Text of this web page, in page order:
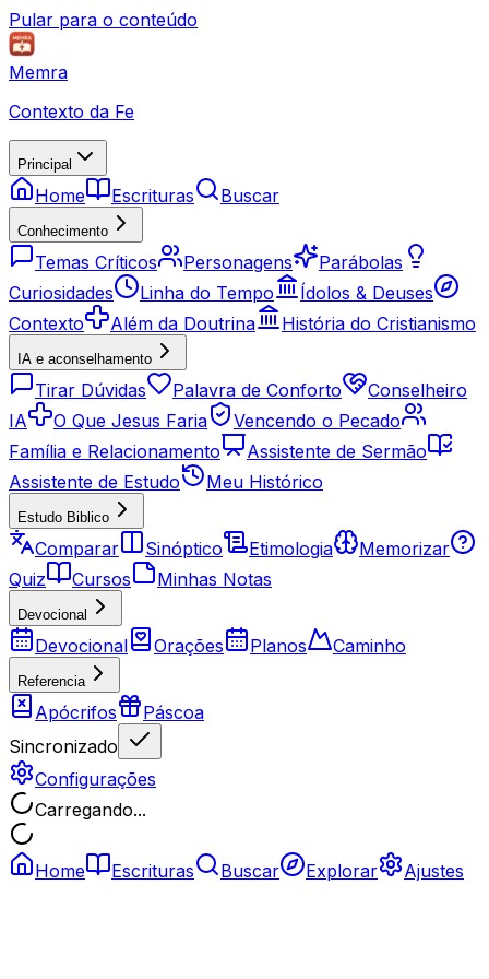
Pular para o conteúdo
Memra
Contexto da Fe
Principal
Home Escrituras Buscar
Conhecimento
Temas Críticos Personagens
Parábolas
Curiosidades
Linha do Tempo
Ídolos & Deuses
Contexto
Além da Doutrina História do Cristianismo
IA e aconselhamento
Tirar Dúvidas Palavra de Conforto
Conselheiro
IA
O Que Jesus Faria
Vencendo o Pecado
Família e Relacionamento
Assistente de Sermão
Assistente de Estudo
Meu Histórico
Estudo Biblico
Comparar Sinóptico Etimologia
Memorizar
Quiz
Cursos Minhas Notas
Devocional
Devocional Orações Planos Caminho
Referencia
Apócrifos
Páscoa
Sincronizado
Configurações
Carregando...
Home Escrituras Buscar Explorar Ajustes